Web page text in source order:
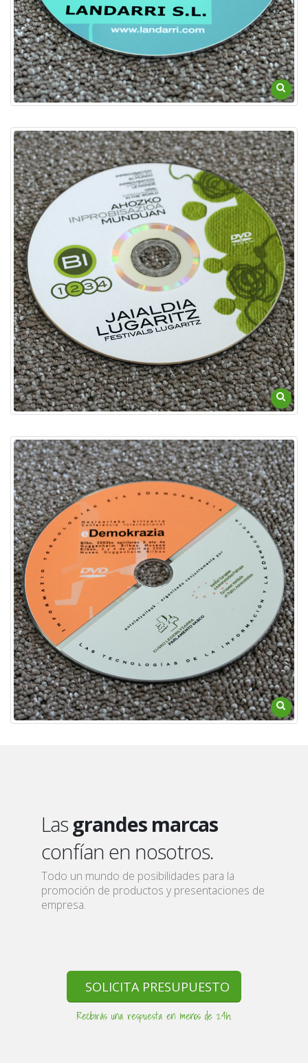
Las grandes marcas
confían en nosotros.
Todo un mundo de posibilidades para la
promoción de productos y presentaciones de
empresa.
SOLICITA PRESUPUESTO
Recibirás una respuesta en menos de 24h.